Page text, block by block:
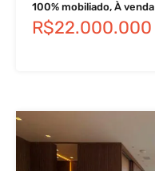
100% mobiliado, À venda
R$22.000.000